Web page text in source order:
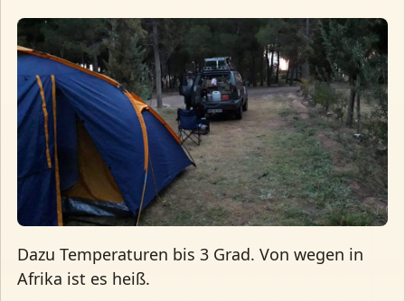
Dazu Temperaturen bis 3 Grad. Von wegen in
Afrika ist es heiß.